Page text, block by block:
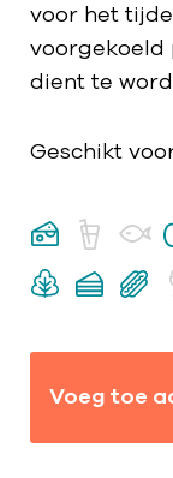
voor het
voorgekoeld
dient te
Geschikt
Voeg toe